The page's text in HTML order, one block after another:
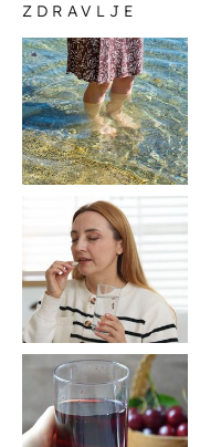
ZDRAVLJE